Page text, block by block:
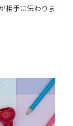
相手に伝わりま